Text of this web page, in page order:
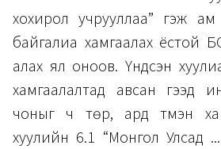
хохирол учрууллаа” гэж ам
байгалиа хамгаалах ёстой
алах ял оноов. Үндсэн
хамгаалалтад авсан гээд
чоныг ч төр, ард түмэн
хуулийн 6.1 “Монгол Улсад